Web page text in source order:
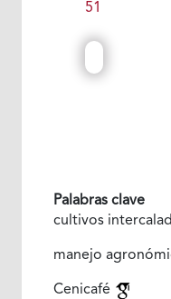
51
Palabras clave
cultivos
manejo
Cenicafé